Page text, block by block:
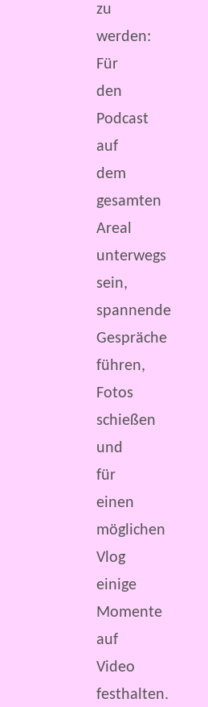
zu
werden:
Für
den
Podcast
auf
dem
gesamten
Areal
unterwegs
sein,
spannende
Gespräche
führen,
Fotos
schießen
und
für
einen
möglichen
Vlog
einige
Momente
auf
Video
festhalten.